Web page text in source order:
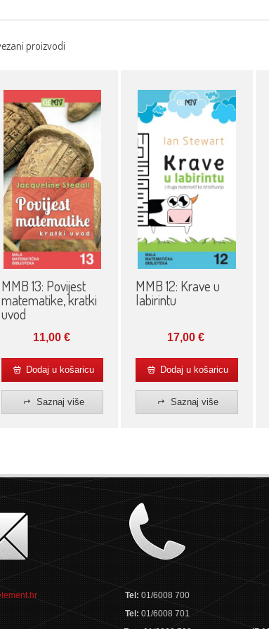
proizvodi
MMB 13: Povijest
matematike, kratki
uvod
11,00 €
Dodaj u košaricu
Saznaj više
MMB 12: Krave u
labirintu
17,00 €
Dodaj u košaricu
Saznaj više
Tel: 01/6008 700
Tel: 01/6008 701